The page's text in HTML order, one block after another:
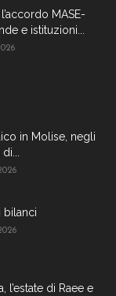
MASE-
e istituzioni...
in Molise, negli
bilanci
l’estate di Raee e